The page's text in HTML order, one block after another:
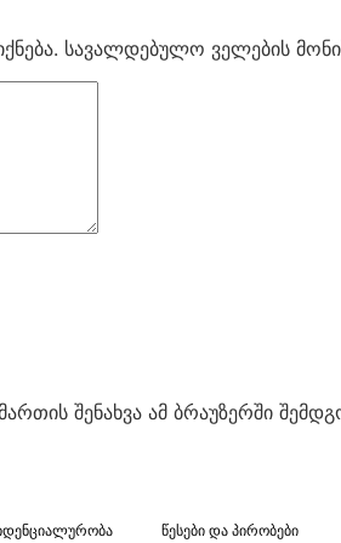
სავალდებულო ველების
შენახვა ამ ბრაუზერში
წესები და პირობები